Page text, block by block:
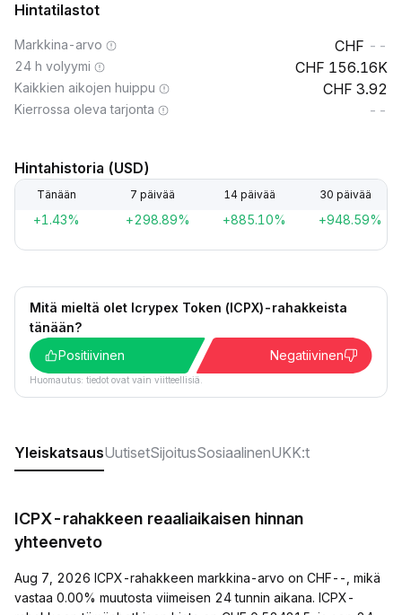
Hintatilastot
Markkina-arvo --
24 h volyymi 156.16K
Kaikkien aikojen huippu 3.92
Kierrossa oleva tarjonta --
Hintahistoria (USD)
Tänään 7 päivää 14 päivää 30 päivää
+1.43% +298.89% +885.10% +948.59%
Mitä mieltä olet Icrypex Token (ICPX)-rahakkeista
tänään?
Positiivinen
Negatiivinen
Huomautus: tiedot ovat vain viitteellisiä.
YleiskatsausUutisetSijoitusSosiaalinenUKK:t
ICPX-rahakkeen reaaliaikaisen hinnan
yhteenveto
Aug 7, 2026 ICPX-rahakkeen markkina-arvo on CHF--, mikä
vastaa 0.00% muutosta viimeisen 24 tunnin aikana. ICPX-